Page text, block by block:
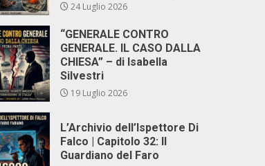
24 Luglio 2026
“GENERALE CONTRO
GENERALE. IL CASO DALLA
CHIESA” – di Isabella
Silvestri
19 Luglio 2026
L’Archivio dell’Ispettore Di
Falco | Capitolo 32: Il
Guardiano del Faro